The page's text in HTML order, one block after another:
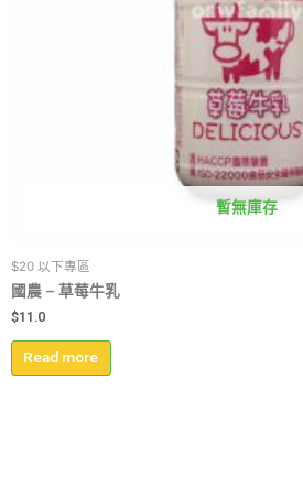
暫無庫存
$20 以下專區
國農 – 草莓牛乳
$11.0
Read more